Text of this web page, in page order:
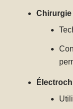
Chirurgie